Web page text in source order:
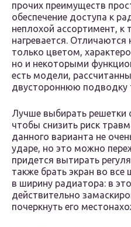
прочих преимуществ
обеспечение доступа к
неплохой ассортимент,
нагревается. Отличаются
только цветом,
но и некоторыми
есть модели,
двустороннюю подводку
Лучше выбирать решетки
чтобы снизить риск
данного варианта не
ударе, но это можно
придется вытирать
также брать экран во
в ширину радиатора: в
действительно
почеркнуть его